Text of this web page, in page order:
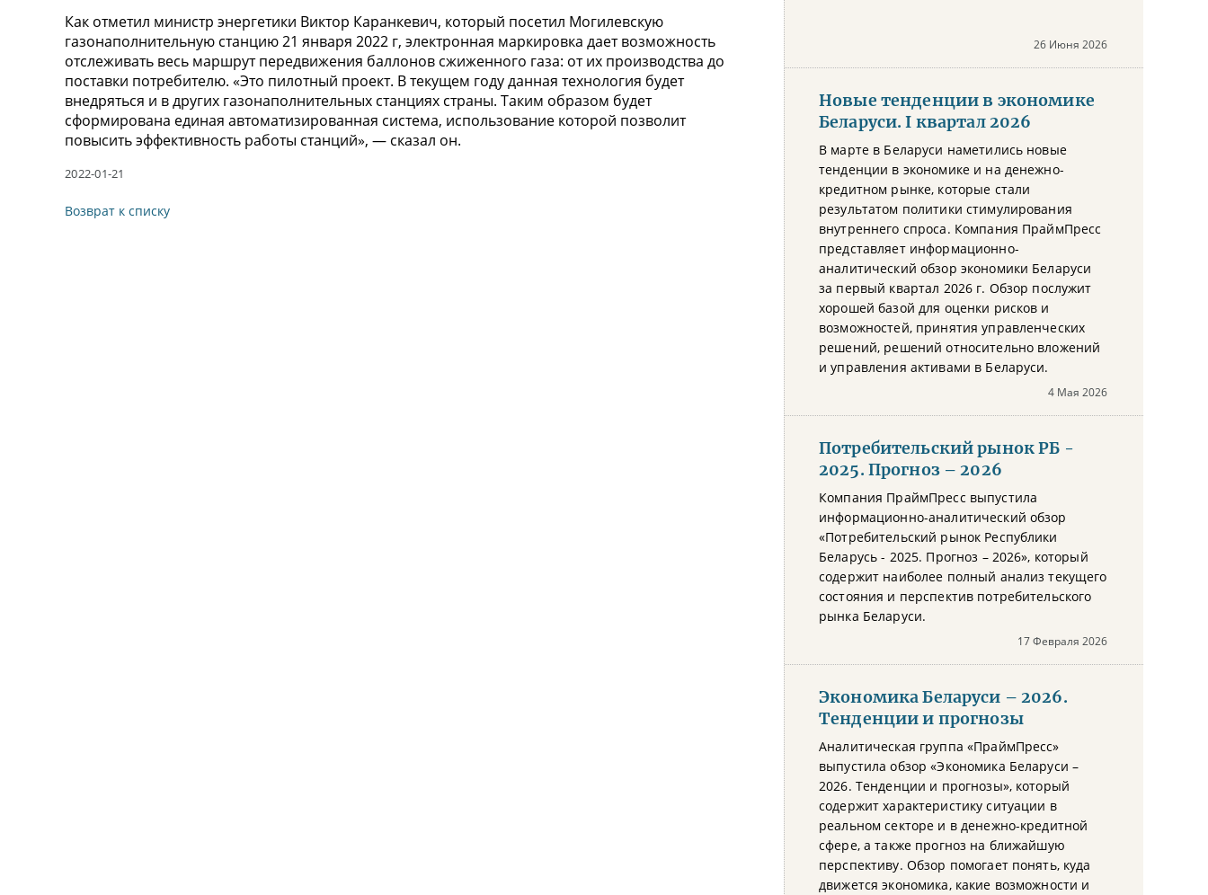
Как отметил министр энергетики Виктор Каранкевич, который посетил Могилевскую
газонаполнительную станцию 21 января 2022 г, электронная маркировка дает возможность
отслеживать весь маршрут передвижения баллонов сжиженного газа: от их производства до
поставки потребителю. «Это пилотный проект. В текущем году данная технология будет
внедряться и в других газонаполнительных станциях страны. Таким образом будет
сформирована единая автоматизированная система, использование которой позволит
повысить эффективность работы станций», — сказал он.
2022-01-21
Возврат к списку
26 Июня 2026
Новые тенденции в экономике
Беларуси. I квартал 2026
В марте в Беларуси наметились новые
тенденции в экономике и на денежно-
кредитном рынке, которые стали
результатом политики стимулирования
внутреннего спроса. Компания ПраймПресс
представляет информационно-
аналитический обзор экономики Беларуси
за первый квартал 2026 г. Обзор послужит
хорошей базой для оценки рисков и
возможностей, принятия управленческих
решений, решений относительно вложений
и управления активами в Беларуси.
4 Мая 2026
Потребительский рынок РБ -
2025. Прогноз – 2026
Компания ПраймПресс выпустила
информационно-аналитический обзор
«Потребительский рынок Республики
Беларусь - 2025. Прогноз – 2026», который
содержит наиболее полный анализ текущего
состояния и перспектив потребительского
рынка Беларуси.
17 Февраля 2026
Экономика Беларуси – 2026.
Тенденции и прогнозы
Аналитическая группа «ПраймПресс»
выпустила обзор «Экономика Беларуси –
2026. Тенденции и прогнозы», который
содержит характеристику ситуации в
реальном секторе и в денежно-кредитной
сфере, а также прогноз на ближайшую
перспективу. Обзор помогает понять, куда
движется экономика, какие возможности и